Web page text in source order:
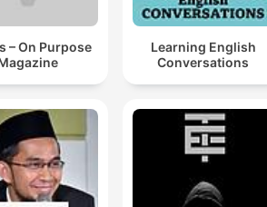
– On Purpose
Learning English
Conversations